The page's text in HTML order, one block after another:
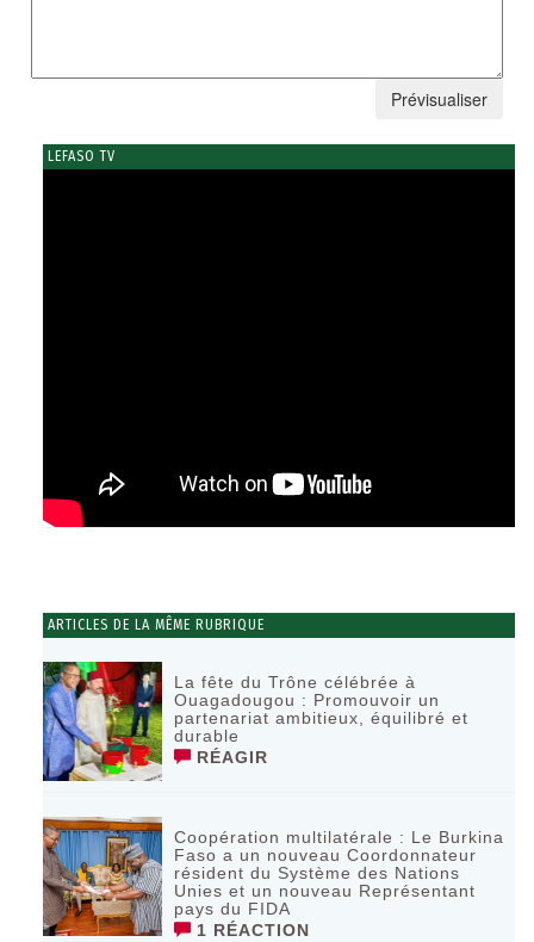
LEFASO TV
ARTICLES DE LA MÊME RUBRIQUE
La fête du Trône célébrée à
Ouagadougou : Promouvoir un
partenariat ambitieux, équilibré et
durable
RÉAGIR
Coopération multilatérale : Le Burkina
Faso a un nouveau Coordonnateur
résident du Système des Nations
Unies et un nouveau Représentant
pays du FIDA
1 RÉACTION